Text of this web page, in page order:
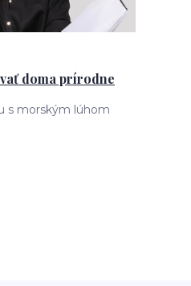
doma prírodne
s morským lúhom